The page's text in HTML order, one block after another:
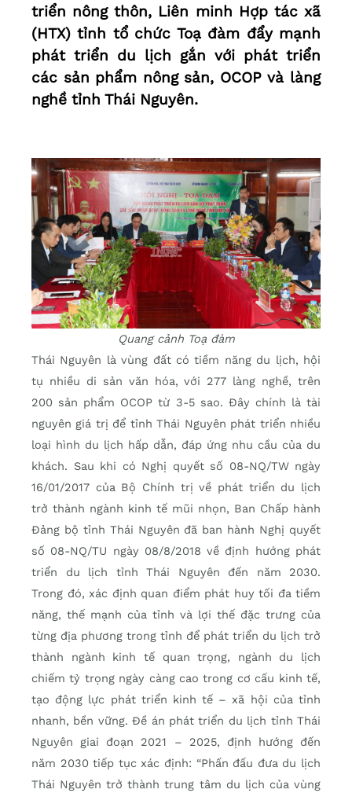
triển nông thôn, Liên minh Hợp tác xã
(HTX) tỉnh tổ chức Toạ đàm đẩy mạnh
phát triển du lịch gắn với phát triển
các sản phẩm nông sản, OCOP và làng
nghề tỉnh Thái Nguyên.
Quang cảnh Toạ đàm
Thái Nguyên là vùng đất có tiềm năng du lịch, hội
tụ nhiều di sản văn hóa, với 277 làng nghề, trên
200 sản phẩm OCOP từ 3-5 sao. Đây chính là tài
nguyên giá trị để tỉnh Thái Nguyên phát triển nhiều
loại hình du lịch hấp dẫn, đáp ứng nhu cầu của du
khách. Sau khi có Nghị quyết số 08-NQ/TW ngày
16/01/2017 của Bộ Chính trị về phát triển du lịch
trở thành ngành kinh tế mũi nhọn, Ban Chấp hành
Đảng bộ tỉnh Thái Nguyên đã ban hành Nghị quyết
số 08-NQ/TU ngày 08/8/2018 về định hướng phát
triển du lịch tỉnh Thái Nguyên đến năm 2030.
Trong đó, xác định quan điểm phát huy tối đa tiềm
năng, thế mạnh của tỉnh và lợi thế đặc trưng của
từng địa phương trong tỉnh để phát triển du lịch trở
thành ngành kinh tế quan trọng, ngành du lịch
chiếm tỷ trọng ngày càng cao trong cơ cấu kinh tế,
tạo động lực phát triển kinh tế – xã hội của tỉnh
nhanh, bền vững. Đề án phát triển du lịch tỉnh Thái
Nguyên giai đoạn 2021 – 2025, định hướng đến
năm 2030 tiếp tục xác định: “Phấn đấu đưa du lịch
Thái Nguyên trở thành trung tâm du lịch của vùng